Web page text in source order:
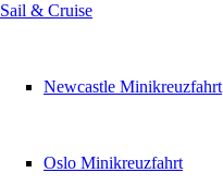
Sail & Cruise
Newcastle Minikreuzfahrt
Oslo Minikreuzfahrt